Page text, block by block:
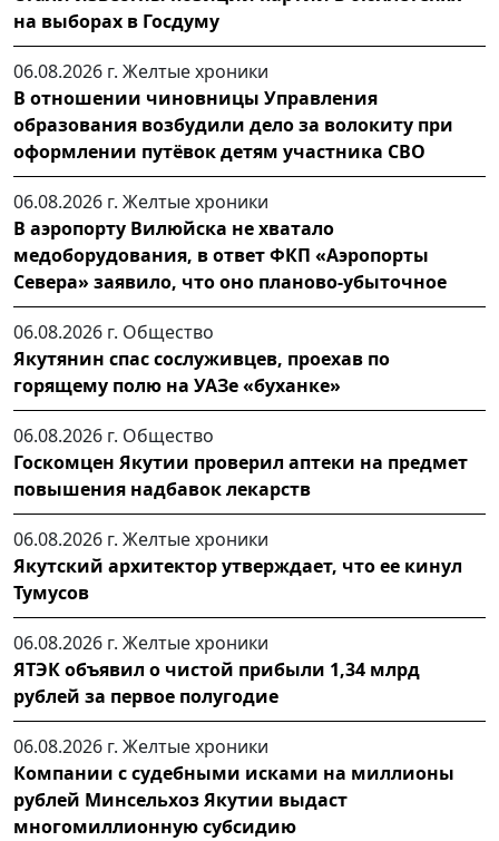
на выборах в Госдуму
06.08.2026 г. Желтые хроники
В отношении чиновницы Управления
образования возбудили дело за волокиту при
оформлении путёвок детям участника СВО
06.08.2026 г. Желтые хроники
В аэропорту Вилюйска не хватало
медоборудования, в ответ ФКП «Аэропорты
Севера» заявило, что оно планово-убыточное
06.08.2026 г. Общество
Якутянин спас сослуживцев, проехав по
горящему полю на УАЗе «буханке»
06.08.2026 г. Общество
Госкомцен Якутии проверил аптеки на предмет
повышения надбавок лекарств
06.08.2026 г. Желтые хроники
Якутский архитектор утверждает, что ее кинул
Тумусов
06.08.2026 г. Желтые хроники
ЯТЭК объявил о чистой прибыли 1,34 млрд
рублей за первое полугодие
06.08.2026 г. Желтые хроники
Компании с судебными исками на миллионы
рублей Минсельхоз Якутии выдаст
многомиллионную субсидию